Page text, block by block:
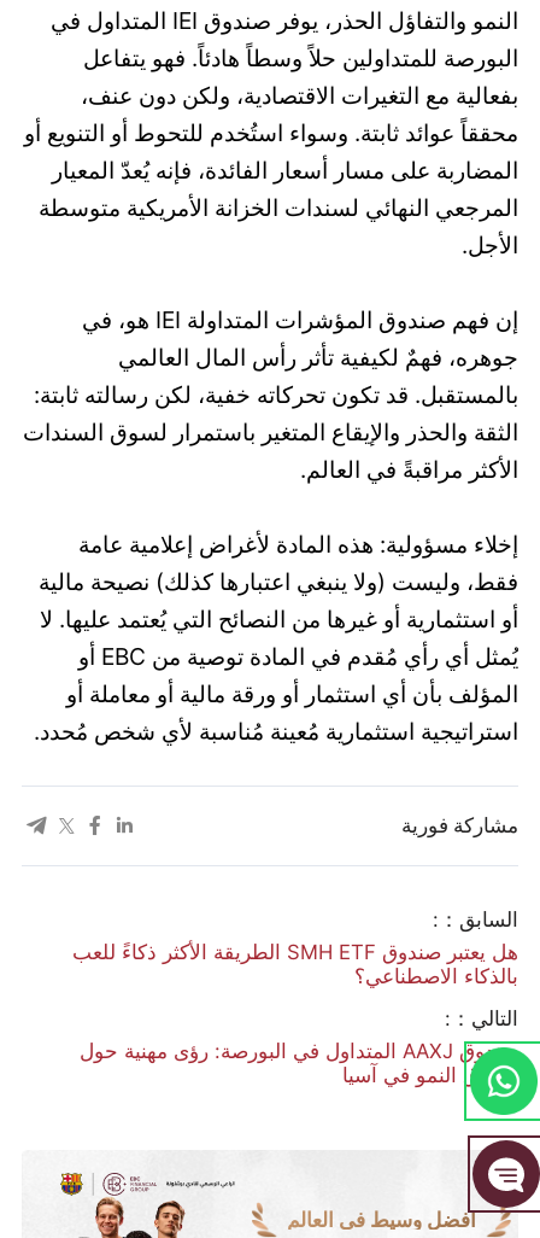
النمو والتفاؤل الحذر، يوفر صندوق IEI المتداول في
البورصة للمتداولين حلاً وسطاً هادئاً. فهو يتفاعل
بفعالية مع التغيرات الاقتصادية، ولكن دون عنف،
محققاً عوائد ثابتة. وسواء استُخدم للتحوط أو التنويع أو
المضاربة على مسار أسعار الفائدة، فإنه يُعدّ المعيار
المرجعي النهائي لسندات الخزانة الأمريكية متوسطة
الأجل.
إن فهم صندوق المؤشرات المتداولة IEI هو، في
جوهره، فهمٌ لكيفية تأثر رأس المال العالمي
بالمستقبل. قد تكون تحركاته خفية، لكن رسالته ثابتة:
الثقة والحذر والإيقاع المتغير باستمرار لسوق السندات
الأكثر مراقبةً في العالم.
إخلاء مسؤولية: هذه المادة لأغراض إعلامية عامة
فقط، وليست (ولا ينبغي اعتبارها كذلك) نصيحة مالية
أو استثمارية أو غيرها من النصائح التي يُعتمد عليها. لا
يُمثل أي رأي مُقدم في المادة توصية من EBC أو
المؤلف بأن أي استثمار أو ورقة مالية أو معاملة أو
استراتيجية استثمارية مُعينة مُناسبة لأي شخص مُحدد.
مشاركة فورية
السابق：:
هل يعتبر صندوق SMH ETF الطريقة الأكثر ذكاءً للعب
بالذكاء الاصطناعي؟
التالي：:
صندوق AAXJ المتداول في البورصة: رؤى مهنية حول
أسواق النمو في آسيا
أفضل وسيط في العالم